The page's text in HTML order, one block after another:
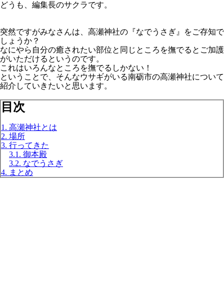
どうも、編集長のサクラです。
突然ですがみなさんは、高瀬神社の『なでうさぎ』をご存知で
しょうか？
なにやら自分の癒されたい部位と同じところを撫でるとご加護
がいただけるというのです。
これはいろんなところを撫でるしかない！
ということで、そんなウサギがいる南砺市の高瀬神社について
紹介していきたいと思います。
目次
1. 高瀬神社とは
2. 場所
3. 行ってきた
3.1. 御本殿
3.2. なでうさぎ
4. まとめ